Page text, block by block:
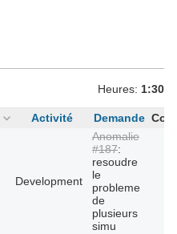
Heures: 1:30
Activité Demande
Development
Anomalie
#187:
resoudre
le
probleme
de
plusieurs
simu